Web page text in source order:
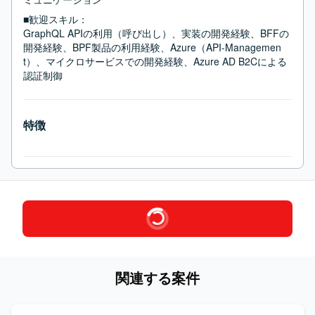
■歓迎スキル：
GraphQL APIの利用（呼び出し）、実装の開発経験、BFFの
開発経験、BPF製品の利用経験、Azure（API-Managemen
t）、マイクロサービスでの開発経験、Azure AD B2Cによる
認証制御
特徴
関連する案件